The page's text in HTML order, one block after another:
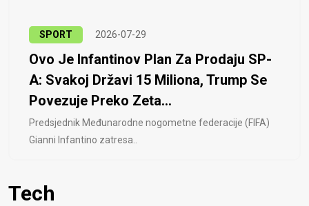
SPORT 2026-07-29
Ovo Je Infantinov Plan Za Prodaju SP-
A: Svakoj Državi 15 Miliona, Trump Se
Povezuje Preko Zeta...
Predsjednik Međunarodne nogometne federacije (FIFA)
Gianni Infantino zatresa..
Tech